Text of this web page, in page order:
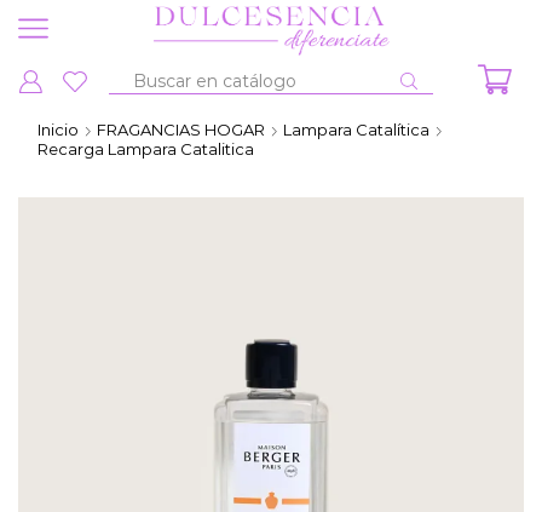
Entrada
búsqueda
Inicio FRAGANCIAS HOGAR
Lampara Catalítica
Recarga Lampara Catalitica